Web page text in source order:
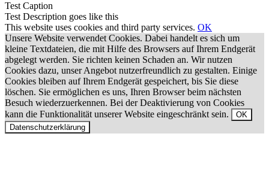
Test Caption
Test Description goes like this
This website uses cookies and third party services. OK
Unsere Website verwendet Cookies. Dabei handelt es sich um
kleine Textdateien, die mit Hilfe des Browsers auf Ihrem Endgerät
abgelegt werden. Sie richten keinen Schaden an. Wir nutzen
Cookies dazu, unser Angebot nutzerfreundlich zu gestalten. Einige
Cookies bleiben auf Ihrem Endgerät gespeichert, bis Sie diese
löschen. Sie ermöglichen es uns, Ihren Browser beim nächsten
Besuch wiederzuerkennen. Bei der Deaktivierung von Cookies
kann die Funktionalität unserer Website eingeschränkt sein.
OK
Datenschutzerklärung